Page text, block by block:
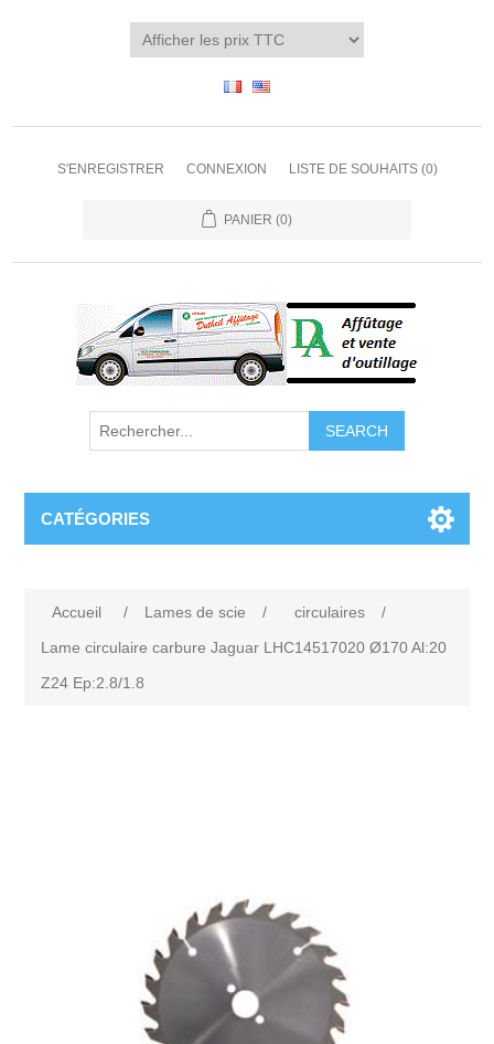
S'ENREGISTRER CONNEXION LISTE DE SOUHAITS (0)
PANIER (0)
CATÉGORIES
Accueil / Lames de scie / circulaires
/
Lame circulaire carbure Jaguar LHC14517020 Ø170 Al:20
Z24 Ep:2.8/1.8